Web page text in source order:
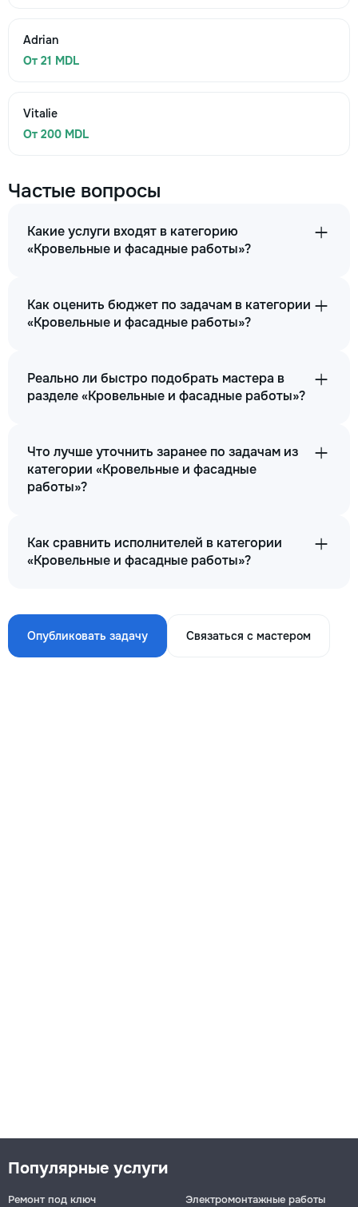
Adrian
От 21 MDL
Vitalie
От 200 MDL
Частые вопросы
Какие услуги входят в категорию
«Кровельные и фасадные работы»?
Как оценить бюджет по задачам в категории
«Кровельные и фасадные работы»?
Реально ли быстро подобрать мастера в
разделе «Кровельные и фасадные работы»?
Что лучше уточнить заранее по задачам из
категории «Кровельные и фасадные
работы»?
Как сравнить исполнителей в категории
«Кровельные и фасадные работы»?
Опубликовать задачу Связаться с мастером
Популярные услуги
Ремонт под ключ
Электромонтажные работы